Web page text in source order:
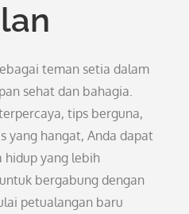
teman setia dalam
sehat dan bahagia.
tips berguna,
yang hangat, Anda dapat
hidup yang lebih
bergabung dengan
petualangan baru